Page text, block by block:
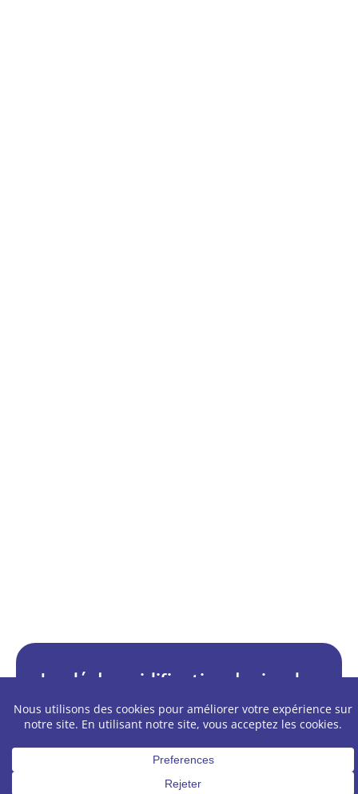
La déshumidification, levier de
rentabilité immédiat
Pour les professionnels de la thermique
agricole, la déshumidification
thermodynamique n’est plus une option de
confort, mais une nécessité économique. En